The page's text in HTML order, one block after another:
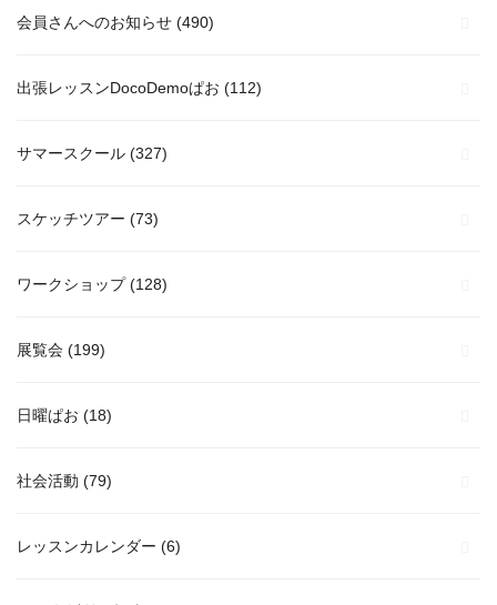
会員さんへのお知らせ (490)
出張レッスンDocoDemoぱお (112)
サマースクール (327)
スケッチツアー (73)
ワークショップ(128)
展覧会 (199)
日曜ぱお (18)
社会活動 (79)
レッスンカレンダー (6)